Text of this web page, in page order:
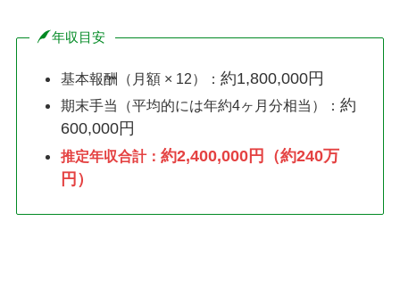
年収目安
基本報酬（月額 × 12）：約1,800,000円
期末手当（平均的には年約4ヶ月分相当）：約
600,000円
推定年収合計：約2,400,000円（約240万
円）